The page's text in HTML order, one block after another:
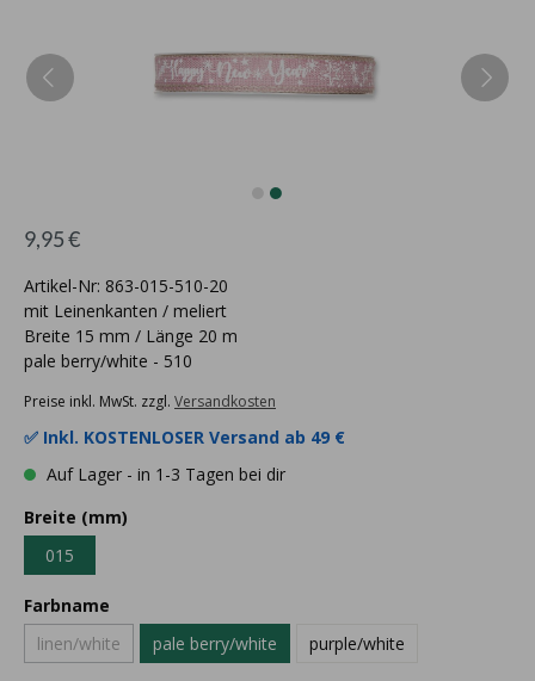
9,95 €
Artikel-Nr: 863-015-510-20
mit Leinenkanten / meliert
Breite 15 mm / Länge 20 m
pale berry/white - 510
Preise inkl. MwSt. zzgl. Versandkosten
✅ Inkl. KOSTENLOSER Versand ab 49 €
Auf Lager - in 1-3 Tagen bei dir
Breite (mm)
015
Farbname
linen/white
pale berry/white purple/white